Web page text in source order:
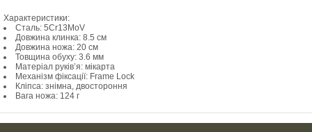
Характеристики:
Сталь: 5Cr13MoV
Довжина клинка: 8.5 см
Довжина ножа: 20 см
Товщина обуху: 3.6 мм
Матеріал руків’я: мікарта
Механізм фіксації: Frame Lock
Кліпса: знімна, двостороння
Вага ножа: 124 г